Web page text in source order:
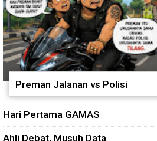
Preman Jalanan vs Polisi
Hari Pertama GAMAS
Ahli Debat, Musuh Data